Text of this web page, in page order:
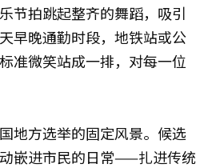
节拍跳起整齐的舞蹈，吸引
早晚通勤时段，地铁站或公
准微笑站成一排，对每一位
地方选举的固定风景。候选
嵌进市民的日常——扎进传统